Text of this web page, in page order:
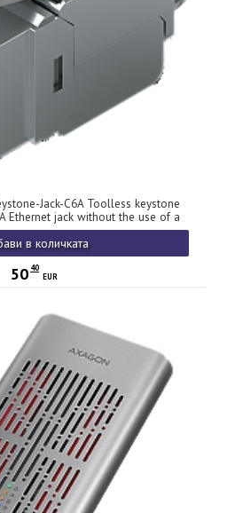
Jack-C6A Toolless keystone
Ethernet jack without the use of a
tool, (12) Keystone Jacks per pack
в количката
50 40
EUR